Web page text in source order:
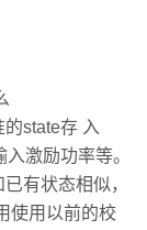
state存 入
激励功率等。
有状态相似，
使用以前的校